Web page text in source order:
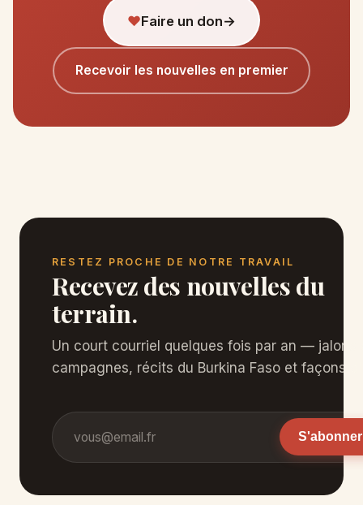
♥Faire un don→
Recevoir les nouvelles en premier
RESTEZ PROCHE DE NOTRE TRAVAIL
Recevez des nouvelles du
terrain.
Un court courriel quelques fois par an — jalons
campagnes, récits du Burkina Faso et façons
S'abonner